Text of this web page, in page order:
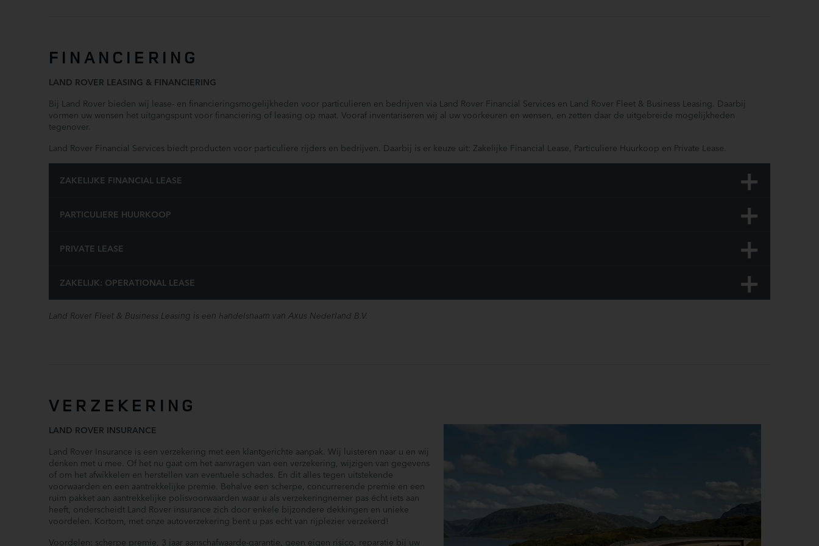
FINANCIERING
LAND ROVER LEASING & FINANCIERING
Bij Land Rover bieden wij lease- en financieringsmogelijkheden voor particulieren en bedrijven via Land Rover Financial Services en Land Rover Fleet & Business Leasing. Daarbij
vormen uw wensen het uitgangspunt voor financiering of leasing op maat. Vooraf inventariseren wij al uw voorkeuren en wensen, en zetten daar de uitgebreide mogelijkheden
tegenover.
Land Rover Financial Services biedt producten voor particuliere rijders en bedrijven. Daarbij is er keuze uit: Zakelijke Financial Lease, Particuliere Huurkoop en Private Lease.
ZAKELIJKE FINANCIAL LEASE
PARTICULIERE HUURKOOP
PRIVATE LEASE
ZAKELIJK: OPERATIONAL LEASE
Land Rover Fleet & Business Leasing is een handelsnaam van Axus Nederland B.V.
VERZEKERING
LAND ROVER INSURANCE
Land Rover Insurance is een verzekering met een klantgerichte aanpak. Wij luisteren naar u en wij
denken met u mee. Of het nu gaat om het aanvragen van een verzekering, wijzigen van gegevens
of om het afwikkelen en herstellen van eventuele schades. En dit alles tegen uitstekende
voorwaarden en een aantrekkelijke premie. Behalve een scherpe, concurrerende premie en een
ruim pakket aan aantrekkelijke polisvoorwaarden waar u als verzekeringnemer pas écht iets aan
heeft, onderscheidt Land Rover insurance zich door enkele bijzondere dekkingen en unieke
voordelen. Kortom, met onze autoverzekering bent u pas echt van rijplezier verzekerd!
Voordelen: scherpe premie, 3 jaar aanschafwaarde-garantie, geen eigen risico, reparatie bij uw